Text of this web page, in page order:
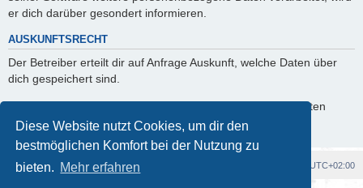
Diese Website nutzt Cookies, um dir den
bestmöglichen Komfort bei der Nutzung zu
bieten. Mehr erfahren
er dich darüber gesondert informieren.
AUSKUNFTSRECHT
Der Betreiber erteilt dir auf Anfrage Auskunft, welche Daten über
dich gespeichert sind.
Du kannst jederzeit die Löschung bzw. Sperrung deiner Daten
verlangen. Kontaktiere hierzu bitte den Betreiber.
Foren-Übersicht UTC+02:00